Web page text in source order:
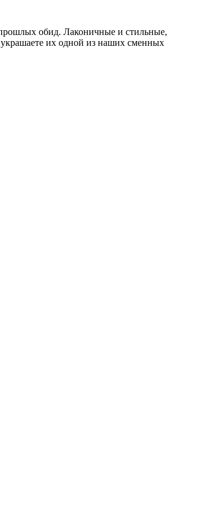
обид. Лаконичные и стильные,
их одной из наших сменных